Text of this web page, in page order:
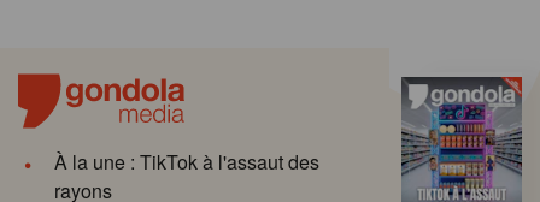
À la une : TikTok à l'assaut des
rayons